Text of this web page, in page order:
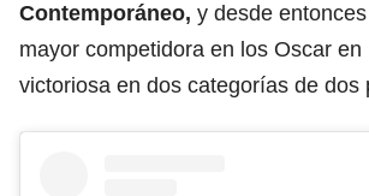
Contemporáneo, y desde
mayor competidora en los Oscar en
victoriosa en dos categorías de dos